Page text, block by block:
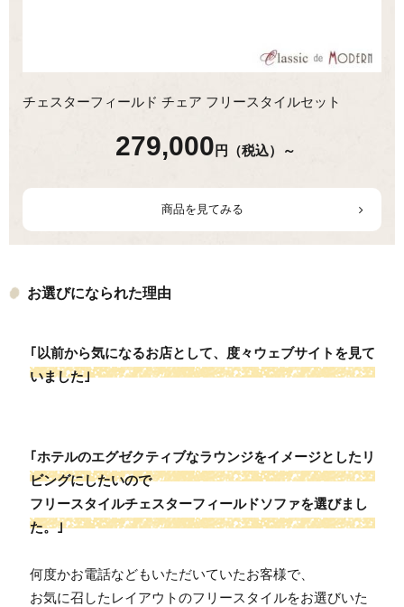
チェスターフィールド チェア フリースタイルセット
279,000 円（税込）～
商品を見てみる
お選びになられた理由
｢以前から気になるお店として、度々ウェブサイトを見て
いました｣
｢ホテルのエグゼクティブなラウンジをイメージとしたリ
ビングにしたいので
フリースタイルチェスターフィールドソファを選びまし
た。｣
何度かお電話などもいただいていたお客様で、
お気に召したレイアウトのフリースタイルをお選びいた